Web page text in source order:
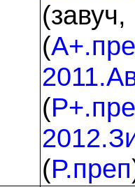
(завуч,
(
(
(P.преп